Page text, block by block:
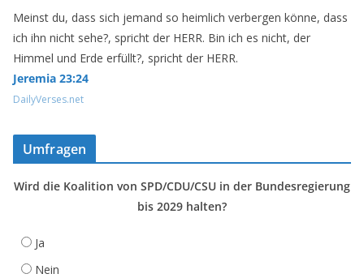
Meinst du, dass sich jemand so heimlich verbergen könne, dass
ich ihn nicht sehe?, spricht der HERR. Bin ich es nicht, der
Himmel und Erde erfüllt?, spricht der HERR.
Jeremia 23:24
DailyVerses.net
Umfragen
Wird die Koalition von SPD/CDU/CSU in der Bundesregierung
bis 2029 halten?
Ja
Nein